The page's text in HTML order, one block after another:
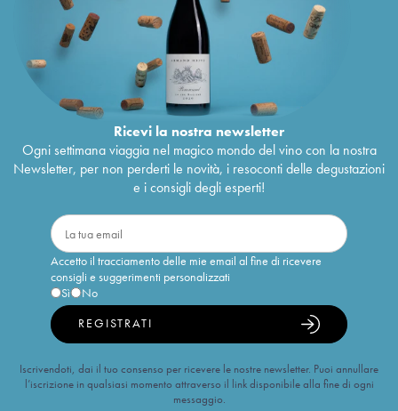
Ricevi la nostra newsletter
Ogni settimana viaggia nel magico mondo del vino con la nostra
Newsletter, per non perderti le novità, i resoconti delle degustazioni
e i consigli degli esperti!
Accetto il tracciamento delle mie email al fine di ricevere
consigli e suggerimenti personalizzati
Sì
No
REGISTRATI
Iscrivendoti, dai il tuo consenso per ricevere le nostre newsletter. Puoi annullare
l’iscrizione in qualsiasi momento attraverso il link disponibile alla fine di ogni
messaggio.